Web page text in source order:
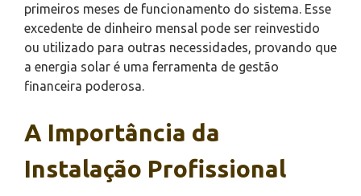
primeiros meses de funcionamento do sistema. Esse
excedente de dinheiro mensal pode ser reinvestido
ou utilizado para outras necessidades, provando que
a energia solar é uma ferramenta de gestão
financeira poderosa.
A Importância da
Instalação Profissional